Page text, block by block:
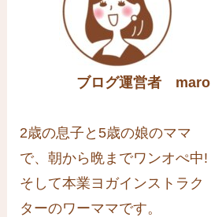
ブログ運営者 maro
2歳の息子と5歳の娘のママ
で、朝から晩までワンオぺ中!
そして本業ヨガインストラク
ターのワーママです。